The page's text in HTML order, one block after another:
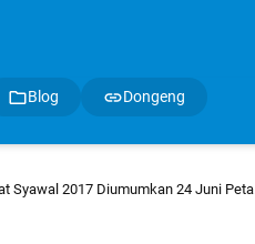
Blog Dongeng
Diumumkan 24 Juni Petang, Muhammadiyah: Idul Fitri Pada 25 Juni 2017